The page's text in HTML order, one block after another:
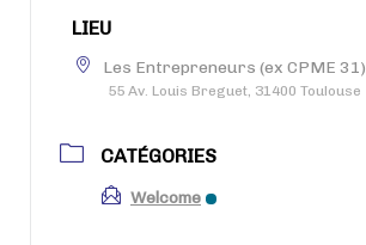
LIEU
Les Entrepreneurs (ex CPME 31)
55 Av. Louis Breguet, 31400 Toulouse
CATÉGORIES
Welcome